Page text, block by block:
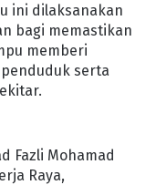
ini dilaksanakan
bagi memastikan
memberi
serta
Fazli Mohamad
Raya,